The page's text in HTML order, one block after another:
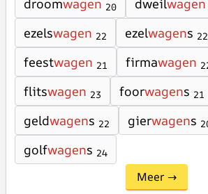
droomwagen 20 dweilwagen
ezelswagen 22 ezelwagens 22
feestwagen 21 firmawagen
flitswagen 23 foorwagens 21
geldwagens 22 gierwagens
golfwagens 24
Meer →